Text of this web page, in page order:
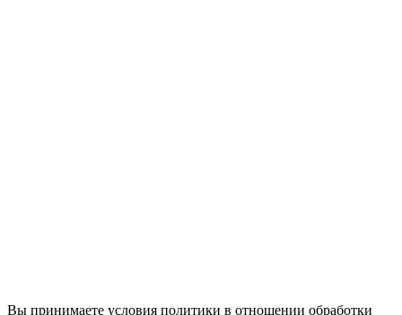
Вы принимаете условия политики в отношении обработки